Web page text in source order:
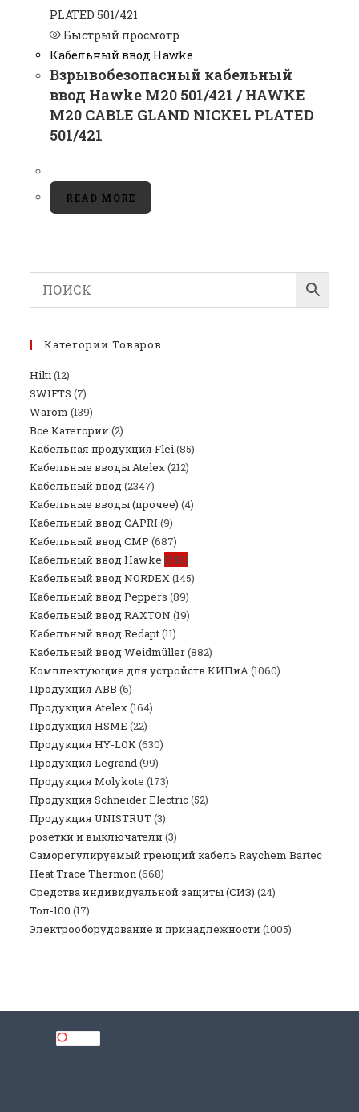
Быстрый просмотр
Кабельный ввод Hawke
Взрывобезопасный кабельный
ввод Hawke M20 501/421 / HAWKE
M20 CABLE GLAND NICKEL PLATED
501/421
READ MORE
Категории Товаров
Hilti(12)
SWIFTS (7)
Warom (139)
Все Категории (2)
Кабельная продукция Flei(85)
Кабельные вводы Atelex(212)
Кабельный ввод(2347)
Кабельные вводы (прочее) (4)
Кабельный ввод CAPRI (9)
Кабельный ввод CMP (687)
Кабельный ввод Hawke (350)
Кабельный ввод NORDEX(145)
Кабельный ввод Peppers (89)
Кабельный ввод RAXTON (19)
Кабельный ввод Redapt(11)
Кабельный ввод Weidmüller(882)
Комплектующие для устройств КИПиА(1060)
Продукция ABB (6)
Продукция Atelex(164)
Продукция HSME (22)
Продукция HY-LOK(630)
Продукция Legrand(99)
Продукция Molykote (173)
Продукция Schneider Electric(52)
Продукция UNISTRUT(3)
розетки и выключатели (3)
Саморегулируемый греющий кабель Raychem Bartec
Heat Trace Thermon(668)
Средства индивидуальной защиты (СИЗ) (24)
Топ-100 (17)
Электрооборудование и принадлежности (1005)